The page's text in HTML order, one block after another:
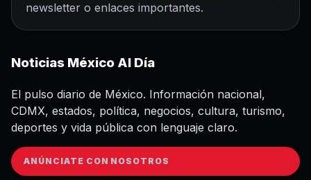
newsletter o enlaces importantes.
Noticias México Al Día
El pulso diario de México. Información nacional,
CDMX, estados, política, negocios, cultura, turismo,
deportes y vida pública con lenguaje claro.
ANÚNCIATE CON NOSOTROS